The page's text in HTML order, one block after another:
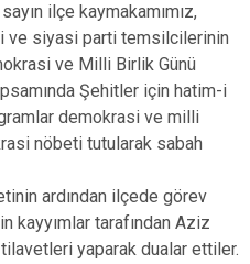
Şenkaya
Tekman
Tortum
Uzundere
Palandöken
Yakutiye
ilçe kaymakamımız,
ve siyasi parti temsilcilerinin
ve Milli Birlik Günü
Şehitler için hatim-i
demokrasi ve milli
nöbeti tutularak sabah
ardından ilçede görev
kayyımlar tarafından Aziz
yaparak dualar ettiler.